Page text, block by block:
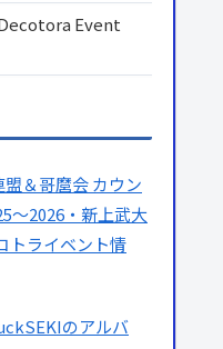
Event
＆哥麿会 カウン
～2026・新上武大
トライベント情
のアルバ